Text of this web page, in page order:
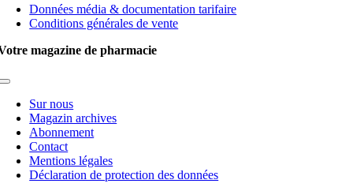
NavigationDonnées média & documentation tarifaire
Conditions générales de vente
magazine de pharmacie
Toggle
NavigationSur nous
Magazin archives
Abonnement
Contact
Mentions légales
Déclaration de protection des données